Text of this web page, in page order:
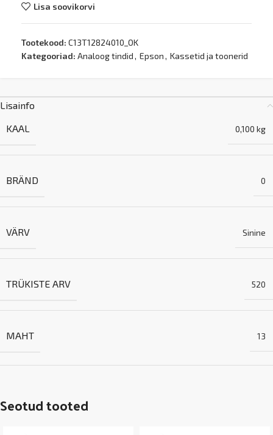
Lisa soovikorvi
Tootekood: C13T12824010_OK
Kategooriad: Analoog tindid, Epson, Kassetid ja toonerid
Lisainfo
KAAL
0,100 kg
BRÄND 0
VÄRV Sinine
TRÜKISTE ARV 520
MAHT 13
Seotud tooted